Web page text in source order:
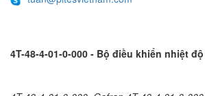
4T-48-4-01-0-000 - Bộ điều khiển nhiệt